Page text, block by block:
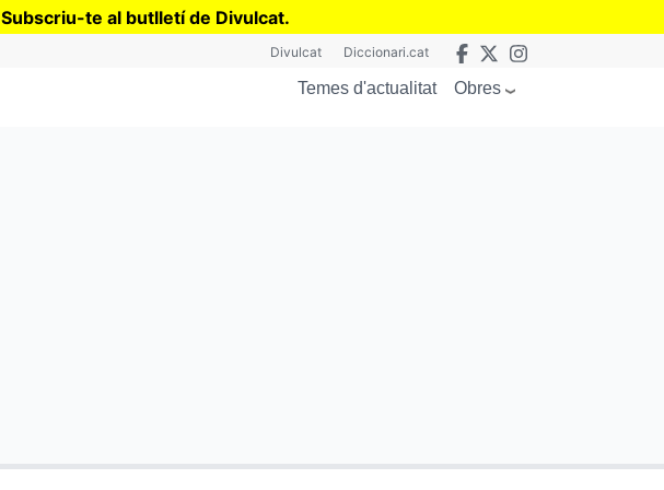
Subscriu-te al butlletí de Divulcat.
Divulcat Diccionari.cat
Temes d'actualitat Obres